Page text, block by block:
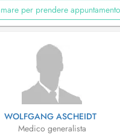
per prendere appuntamento
WOLFGANG ASCHEIDT
Medico generalista